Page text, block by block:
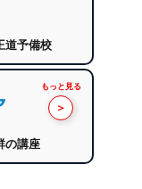
道予備校
もっと見る
＞
の講座